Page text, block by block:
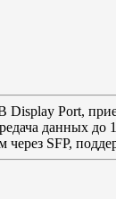
Display Port,
данных до
SFP,